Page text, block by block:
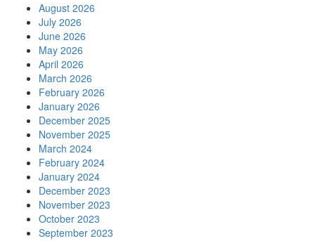
August 2026
July 2026
June 2026
May 2026
April 2026
March 2026
February 2026
January 2026
December 2025
November 2025
March 2024
February 2024
January 2024
December 2023
November 2023
October 2023
September 2023